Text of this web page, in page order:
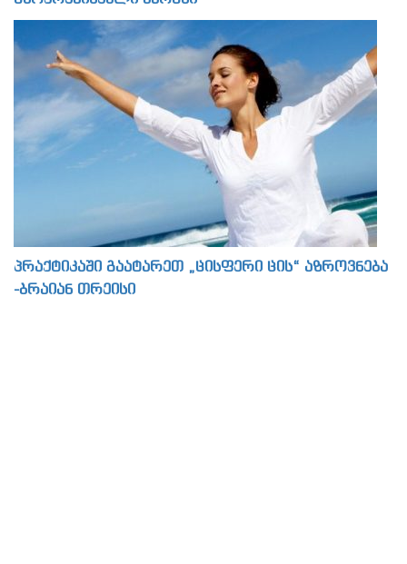
პრაქტიკაში გაატარეთ „ცისფერი ცის“ აზროვნება
-ბრაიან თრეისი